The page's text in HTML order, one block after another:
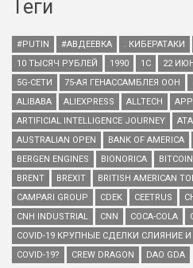
Теги
#PUTIN #АВДЕЕВКА . КИБЕРАТАКИ
10 ТЫСЯЧ РУБЛЕЙ
1990 1С 22
5G-СЕТИ
75-АЯ ГЕНАССАМБЛЕЯ ООН
ALIBABA
ALIEXPRESS ALLTECH
ARTIFICIAL INTELLIGENCE JOURNEY
AUSTRALIAN OPEN
BANK OF AMERICA
BERGEN ENGINES
BIONORICA BITCOIN
BRENT
BREXIT BRITISH AMERICAN
CAMPARI GROUP
CDEK CEETRUS
CNH INDUSTRIAL
CNN COCA-COLA
COVID-19 КРУПНЫЕ СДЕЛКИ СЛИЯНИЕ
COVID-19?
CREW DRAGON DAO GDA